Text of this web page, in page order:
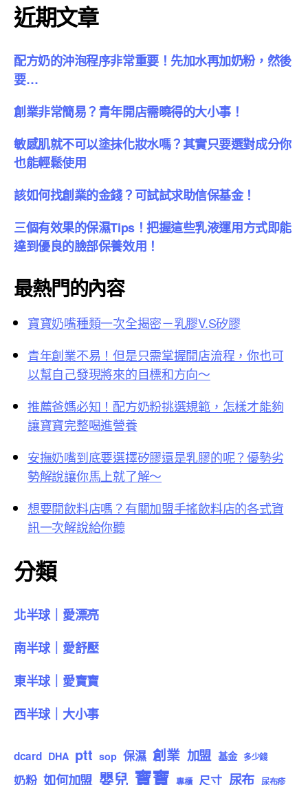
近期文章
配方奶的沖泡程序非常重要！先加水再加奶粉，然後
要…
創業非常簡易？青年開店需曉得的大小事！
敏感肌就不可以塗抹化妝水嗎？其實只要選對成分你
也能輕鬆使用
該如何找創業的金錢？可試試求助信保基金！
三個有效果的保濕Tips！把握這些乳液運用方式即能
達到優良的臉部保養效用！
最熱門的內容
寶寶奶嘴種類一次全揭密－乳膠V.S矽膠
青年創業不易！但是只需掌握開店流程，你也可
以幫自己發現將來的目標和方向～
推薦爸媽必知！配方奶粉挑選規範，怎樣才能夠
讓寶寶完整喝進營養
安撫奶嘴到底要選擇矽膠還是乳膠的呢？優勢劣
勢解說讓你馬上就了解～
想要開飲料店嗎？有關加盟手搖飲料店的各式資
訊一次解說給你聽
分類
北半球｜愛漂亮
南半球｜愛舒壓
東半球｜愛寶寶
西半球｜大小事
dcard DHA ptt sop 保濕 創業 加盟 基金 多少錢
奶粉 如何加盟 嬰兒 寶寶 專櫃 尺寸 尿布 尿布疹